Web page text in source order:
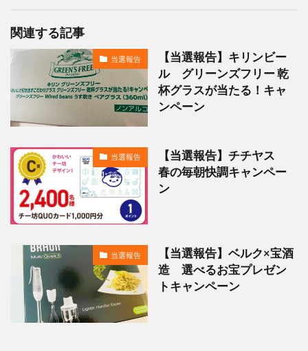
関連する記事
当選報告
【当選報告】キリンビー
ル グリーンズフリー 乾
杯グラスが当たる！キャ
ンペーン
当選報告
【当選報告】チチヤス
春の毎朝快調キャンペー
ン
当選報告
【当選報告】ベルク×宝酒
造 選べるお宝プレゼン
トキャンペーン